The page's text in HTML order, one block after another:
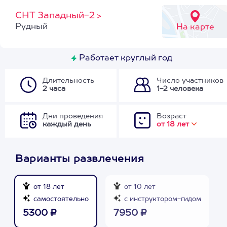
СНТ Западный-2 >
На карте
Рудный
Работает круглый год
Длительность
2 часа
Число участников
1-2 человека
Дни проведения
каждый день
Возраст
от 18 лет
Варианты развлечения
от 18 лет
самостоятельно
5300 ₽
от 10 лет
с инструктором-гидом
7950 ₽